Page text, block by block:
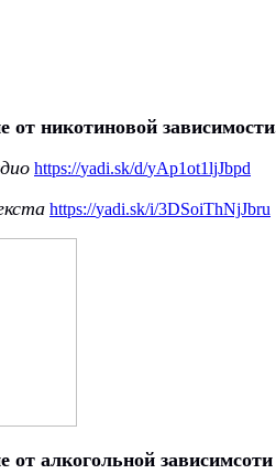
от никотиновой
https://yadi.sk/d/yAp1ot1ljJbpd
https://yadi.sk/i/3DSoiThNjJbru
от алкогольной